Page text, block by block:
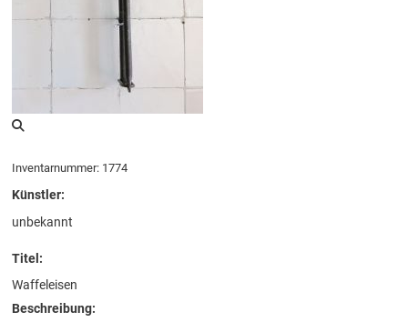
Inventarnummer: 1774
Künstler:
unbekannt
Titel:
Waffeleisen
Beschreibung: